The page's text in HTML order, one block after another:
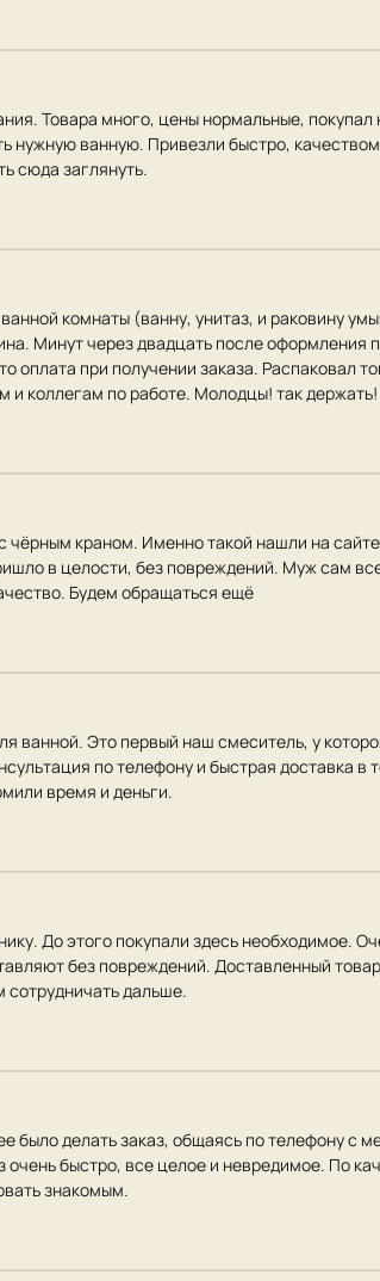
Товара много, цены нормальные,
нужную ванную. Привезли быстро,
сюда заглянуть.
комнаты (ванну, унитаз, и раковину
Минут через двадцать после оформления
оплата при получении заказа. Распаковал
и коллегам по работе. Молодцы! так держать!
краном. Именно такой нашли на
в целости, без повреждений. Муж сам
Будем обращаться ещё
ванной. Это первый наш смеситель, у
по телефону и быстрая доставка
время и деньги.
До этого покупали здесь необходимое.
без повреждений. Доставленный
сотрудничать дальше.
было делать заказ, общаясь по телефону
быстро, все целое и невредимое. По
знакомым.